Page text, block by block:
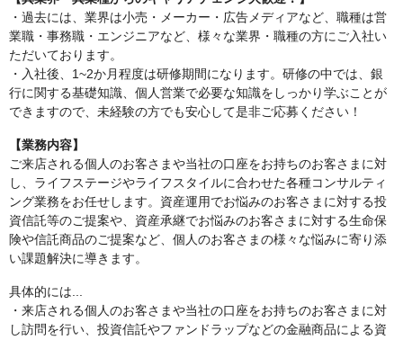
・過去には、業界は小売・メーカー・広告メディアなど、職種は営
業職・事務職・エンジニアなど、様々な業界・職種の方にご入社い
ただいております。
・入社後、1~2か月程度は研修期間になります。研修の中では、銀
行に関する基礎知識、個人営業で必要な知識をしっかり学ぶことが
できますので、未経験の方でも安心して是非ご応募ください！
【業務内容】
ご来店される個人のお客さまや当社の口座をお持ちのお客さまに対
し、ライフステージやライフスタイルに合わせた各種コンサルティ
ング業務をお任せします。資産運用でお悩みのお客さまに対する投
資信託等のご提案や、資産承継でお悩みのお客さまに対する生命保
険や信託商品のご提案など、個人のお客さまの様々な悩みに寄り添
い課題解決に導きます。
具体的には...
・来店される個人のお客さまや当社の口座をお持ちのお客さまに対
し訪問を行い、投資信託やファンドラップなどの金融商品による資